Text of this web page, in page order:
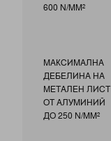
600 N/MM²
МАКСИМАЛНА
ДЕБЕЛИНА НА
МЕТАЛЕН ЛИСТ
ОТ АЛУМИНИЙ
ДО 250 N/MM²